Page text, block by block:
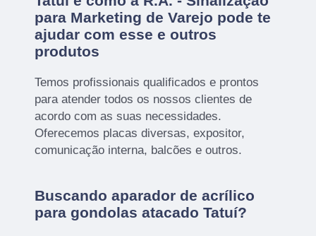
para Marketing de Varejo pode te
ajudar com esse e outros
produtos
Temos profissionais qualificados e prontos
para atender todos os nossos clientes de
acordo com as suas necessidades.
Oferecemos placas diversas, expositor,
comunicação interna, balcões e outros.
Buscando aparador de acrílico
para gondolas atacado Tatuí?